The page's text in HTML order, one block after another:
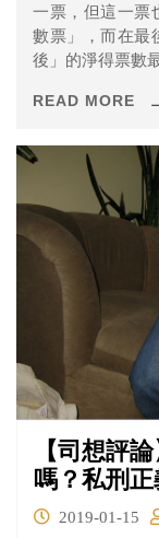
一票，但這一票
數票」，而在最
後」的淨得票數
READ MORE
【司想評
嗎？私刑
2019-01-15